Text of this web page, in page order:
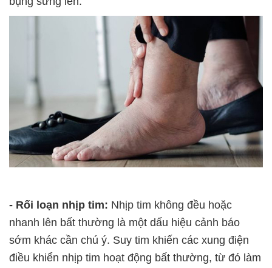
- Rối loạn nhịp tim: Nhịp tim không đều hoặc
nhanh lên bất thường là một dấu hiệu cảnh báo
sớm khác cần chú ý. Suy tim khiến các xung điện
điều khiển nhịp tim hoạt động bất thường, từ đó làm